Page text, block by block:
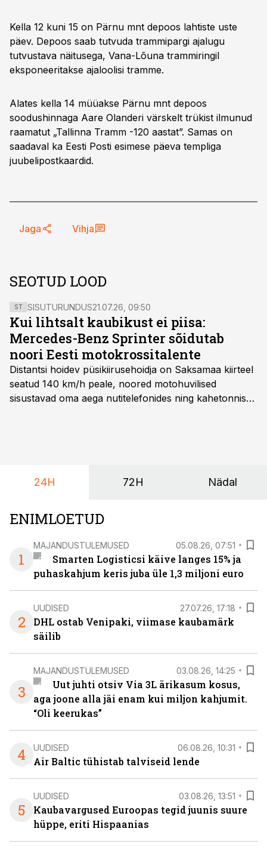
Kella 12 kuni 15 on Pärnu mnt depoos lahtiste uste
päev. Depoos saab tutvuda trammipargi ajalugu
tutvustava näitusega, Vana-Lõuna trammiringil
eksponeeritakse ajaloolisi tramme.
Alates kella 14 müüakse Pärnu mnt depoos
soodushinnaga Aare Olanderi värskelt trükist ilmunud
raamatut „Tallinna Tramm -120 aastat”. Samas on
saadaval ka Eesti Posti esimese päeva templiga
juubelipostkaardid.
Jaga Vihja
SEOTUD LOOD
ST SISUTURUNDUS21.07.26, 09:50
Kui lihtsalt kaubikust ei piisa:
Mercedes-Benz Sprinter sõidutab
noori Eesti motokrossitalente
Distantsi hoidev püsikiirusehoidja on Saksamaa kiirteel
seatud 140 km/h peale, noored motohuvilised
sisustavad oma aega nutitelefonides ning kahetonnises
24H 72H Nädal
ENIMLOETUD
1
MAJANDUSTULEMUSED 05.08.26, 07:51
Smarten Logisticsi käive langes 15% ja
puhaskahjum keris juba üle 1,3 miljoni euro
2
UUDISED 27.07.26, 17:18
DHL ostab Venipaki, viimase kaubamärk
säilib
3
MAJANDUSTULEMUSED 03.08.26, 14:25
Uut juhti otsiv Via 3L ärikasum kosus,
aga joone alla jäi enam kui miljon kahjumit.
“Oli keerukas”
4 UUDISED 06.08.26, 10:31
Air Baltic tühistab talviseid lende
5
UUDISED 03.08.26, 13:51
Kaubavargused Euroopas tegid juunis suure
hüppe, eriti Hispaanias